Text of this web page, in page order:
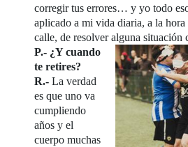
corregir tus errores… y yo todo
aplicado a mi vida diaria, a la hora
calle, de resolver alguna situación
P.- ¿Y cuando
te retires?
R.-La verdad
es que uno va
cumpliendo
años y el
cuerpo muchas